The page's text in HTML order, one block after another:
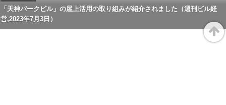
「天神パークビル」の屋上活用の取り組みが紹介されました（週刊ビル経
営,2023年7月3日）